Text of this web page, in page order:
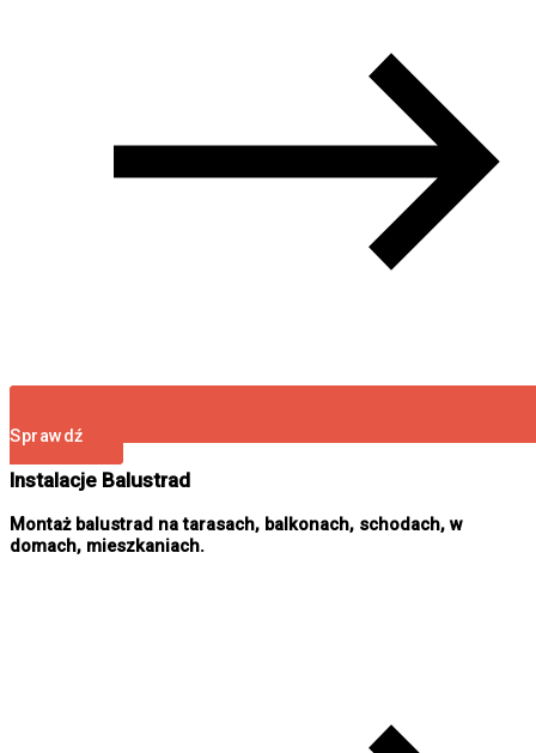
Sprawdź
Instalacje Balustrad
Montaż balustrad na tarasach, balkonach, schodach, w
domach, mieszkaniach.